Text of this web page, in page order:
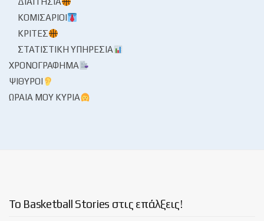
ΚΟΜΙΣΆΡΙΟΙ
ΚΡΙΤΈΣ
ΣΤΑΤΙΣΤΙΚΉ ΥΠΗΡΕΣΊΑ
ΧΡΟΝΟΓΡΆΦΗΜΑ
ΨΊΘΥΡΟΙ
ΩΡΑΊΑ ΜΟΥ ΚΥΡΊΑ
Το Basketball Stories στις επάλξεις!